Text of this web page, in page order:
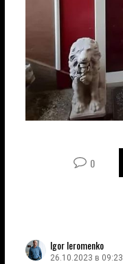
0
Igor Ieromenko
26.10.2023 в 09:23